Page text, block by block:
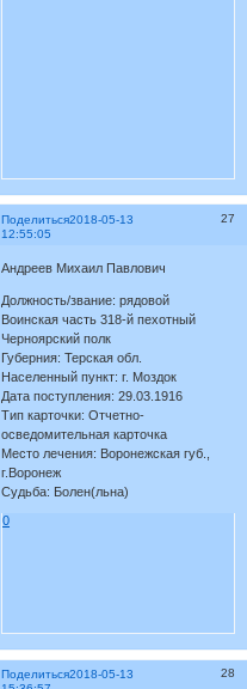
Поделиться 27
2018-05-13
12:55:05
Андреев Михаил Павлович
Должность/звание: рядовой
Воинская часть 318-й пехотный
Черноярский полк
Губерния: Терская обл.
Населенный пункт: г. Моздок
Дата поступления: 29.03.1916
Тип карточки: Отчетно-
осведомительная карточка
Место лечения: Воронежская губ.,
г.Воронеж
Судьба: Болен(льна)
0
Поделиться 28
2018-05-13